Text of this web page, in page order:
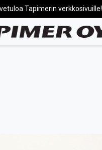
Tapimerin verkkosivuille!